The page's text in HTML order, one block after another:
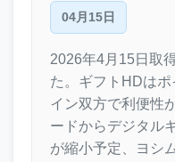
04月15日
2026年4月15日取
た。ギフトHDは
イン双方で利便性
ードからデジタル
が縮小予定、ヨシ